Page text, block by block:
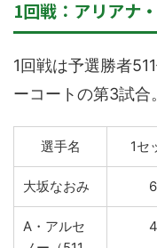
1回戦：アリアナ
1回戦は予選勝者
ーコートの第3試合。
選手名 1セ
大坂なおみ 6
A・アルセ
4